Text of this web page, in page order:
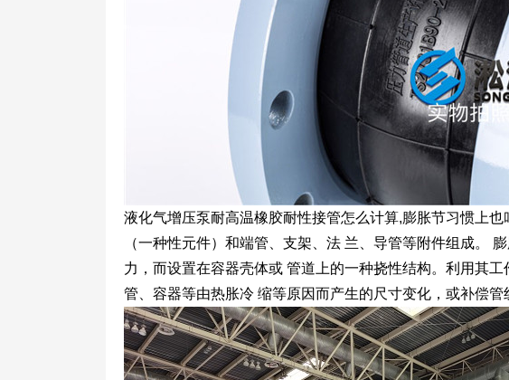
液化气增压泵耐高温橡胶耐性接管怎么计算,膨胀节习惯上
（一种性元件）和端管、支架、法 兰、导管等附件组成。
力，而设置在容器壳体或 管道上的一种挠性结构。利用其
管、容器等由热胀冷 缩等原因而产生的尺寸变化，或补偿管